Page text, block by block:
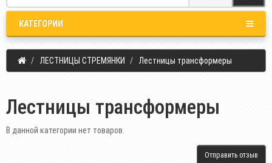
КАТЕГОРИИ
ЛЕСТНИЦЫ СТРЕМЯНКИ Лестницы трансформеры
Лестницы трансформеры
В данной категории нет товаров.
Отправить отзыв